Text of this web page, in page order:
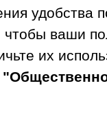
удобства
ваши
их